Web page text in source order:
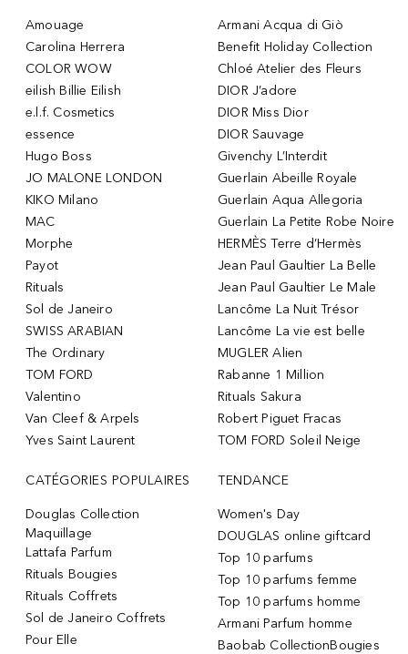
Amouage
Carolina Herrera
COLOR WOW
eilish Billie Eilish
e.l.f. Cosmetics
essence
Hugo Boss
JO MALONE LONDON
KIKO Milano
MAC
Morphe
Payot
Rituals
Sol de Janeiro
SWISS ARABIAN
The Ordinary
TOM FORD
Valentino
Van Cleef & Arpels
Yves Saint Laurent
Armani Acqua di Giò
Benefit Holiday Collection
Chloé Atelier des Fleurs
DIOR J’adore
DIOR Miss Dior
DIOR Sauvage
Givenchy L’Interdit
Guerlain Abeille Royale
Guerlain Aqua Allegoria
Guerlain La Petite Robe Noire
HERMÈS Terre d’Hermès
Jean Paul Gaultier La Belle
Jean Paul Gaultier Le Male
Lancôme La Nuit Trésor
Lancôme La vie est belle
MUGLER Alien
Rabanne 1 Million
Rituals Sakura
Robert Piguet Fracas
TOM FORD Soleil Neige
CATÉGORIES POPULAIRES
Douglas Collection
Maquillage
Lattafa Parfum
Rituals Bougies
Rituals Coffrets
Sol de Janeiro Coffrets
Pour Elle
TENDANCE
Women's Day
DOUGLAS online giftcard
Top 10 parfums
Top 10 parfums femme
Top 10 parfums homme
Armani Parfum homme
Baobab CollectionBougies